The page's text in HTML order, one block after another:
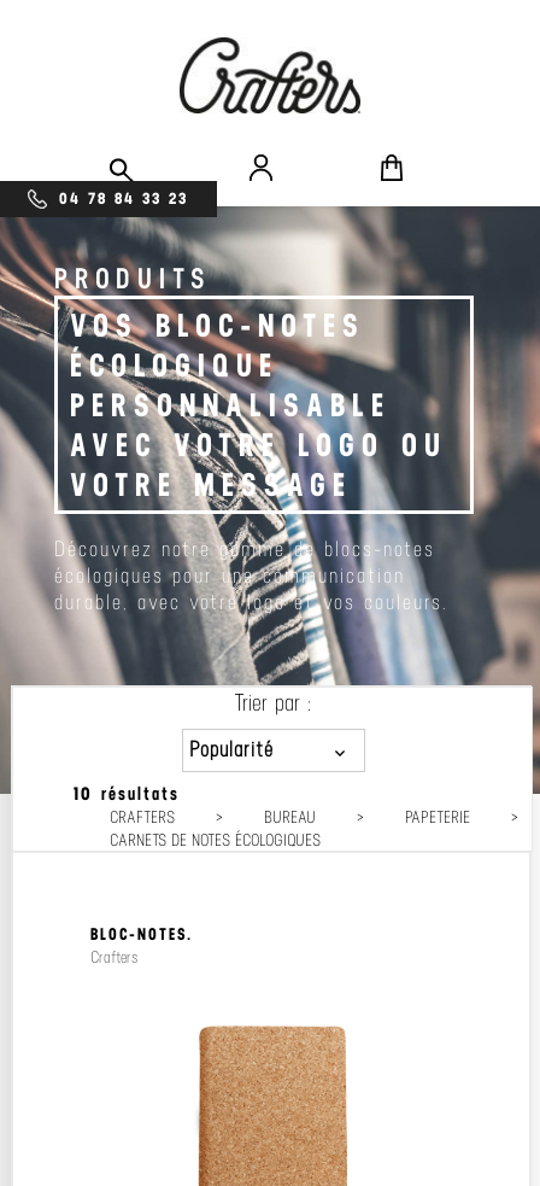
04 78 84 33 23
PRODUITS
VOS BLOC-NOTES
ÉCOLOGIQUE
PERSONNALISABLE
AVEC VOTRE LOGO OU
VOTRE MESSAGE
Découvrez notre gamme de blocs-notes
écologiques pour une communication
durable, avec votre logo et vos couleurs.
10 résultats
CRAFTERS > BUREAU > PAPETERIE
>
CARNETS DE NOTES ÉCOLOGIQUES
Trier par :
Popularité
Prix décroissant
Prix croissant
BLOC-NOTES.
Crafters